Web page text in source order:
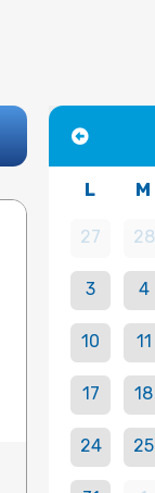
APR
L M
27 28
3 4
10 11
17 18
24 25